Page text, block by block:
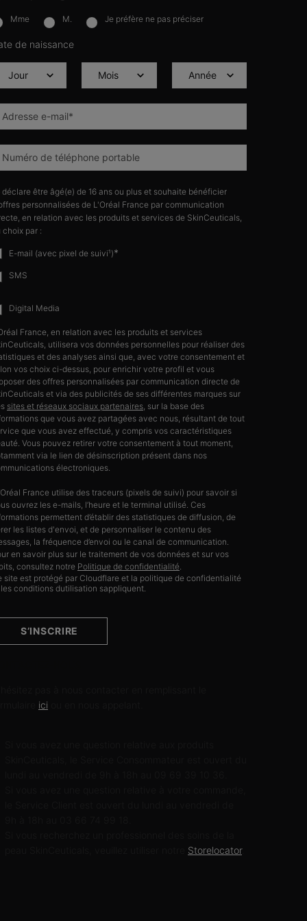
Mme M. Je préfère ne pas préciser
de naissance
Adresse e-mail*
Numéro de téléphone portable
déclare être âgé(e) de 16 ans ou plus et souhaite bénéficier
personnalisées de L'Oréal France par communication
en relation avec les produits et services de SkinCeuticals,
choix par :
E-mail (avec pixel de suivi¹)*
SMS
Digital Media
France, en relation avec les produits et services
utilisera vos données personnelles pour réaliser des
et des analyses ainsi que, avec votre consentement et
vos choix ci-dessus, pour enrichir votre profil et vous
des offres personnalisées par communication directe de
et via des publicités de ses différentes marques sur
sites et réseaux sociaux partenaires, sur la base des
que vous avez partagées avec nous, résultant de tout
que vous avez effectué, y compris vos caractéristiques
Vous pouvez retirer votre consentement à tout moment,
via le lien de désinscription présent dans nos
électroniques.
France utilise des traceurs (pixels de suivi) pour savoir si
ouvrez les e-mails, l’heure et le terminal utilisé. Ces
permettent d’établir des statistiques de diffusion, de
les listes d'envoi, et de personnaliser le contenu des
la fréquence d’envoi ou le canal de communication.
en savoir plus sur le traitement de vos données et sur vos
consultez notre Politique de confidentialité.
site est protégé par Cloudflare et la politique de confidentialité
conditions dutilisation sappliquent.
S’INSCRIRE
ici
Storelocator.